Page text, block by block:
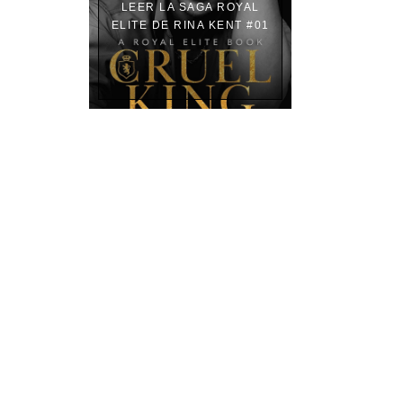
LEER LA SAGA ROYAL
ELITE DE RINA KENT #01